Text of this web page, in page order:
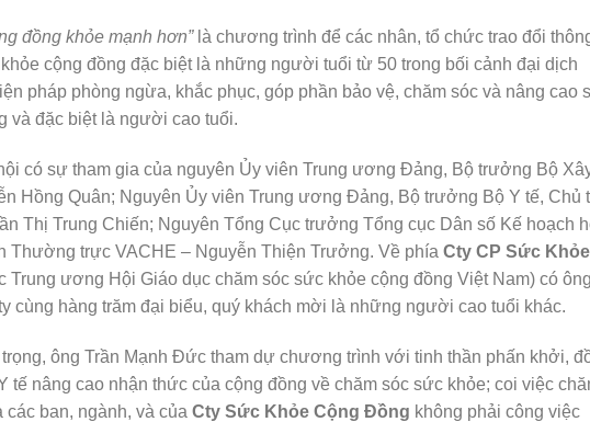
đồng khỏe mạnh hơn”là chương trình để các nhân, tổ chức trao đổi
cộng đồng đặc biệt là những người tuổi từ 50 trong bối cảnh đại dịch
pháp phòng ngừa, khắc phục, góp phần bảo vệ, chăm sóc và nâng cao
và đặc biệt là người cao tuổi.
có sự tham gia của nguyên Ủy viên Trung ương Đảng, Bộ trưởng Bộ
Hồng Quân; Nguyên Ủy viên Trung ương Đảng, Bộ trưởng Bộ Y tế, Chủ
Thị Trung Chiến; Nguyên Tổng Cục trưởng Tổng cục Dân số Kế hoạch
Thường trực VACHE – Nguyễn Thiện Trưởng. Về phía Cty CP Sức Khỏe
Trung ương Hội Giáo dục chăm sóc sức khỏe cộng đồng Việt Nam) có ông
cùng hàng trăm đại biểu, quý khách mời là những người cao tuổi khác.
ông Trần Mạnh Đức tham dự chương trình với tinh thần phấn khởi,
tế nâng cao nhận thức của cộng đồng về chăm sóc sức khỏe; coi việc
ban, ngành, và của Cty Sức Khỏe Cộng Đồng không phải công việc